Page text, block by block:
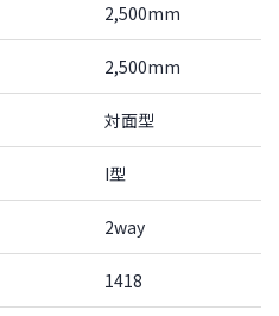
2,500mm
2,500mm
対面型
I型
2way
1418